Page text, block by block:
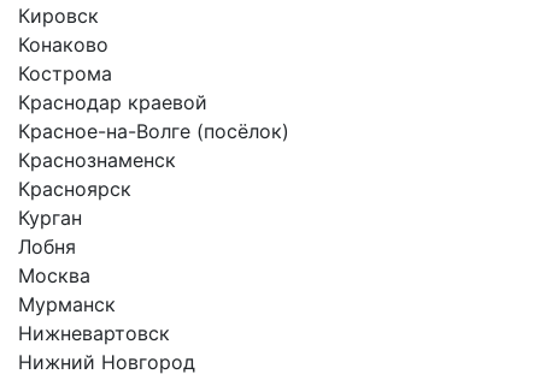
Кировск
Конаково
Кострома
Краснодар краевой
Красное-на-Волге (посёлок)
Краснознаменск
Красноярск
Курган
Лобня
Москва
Мурманск
Нижневартовск
Нижний Новгород